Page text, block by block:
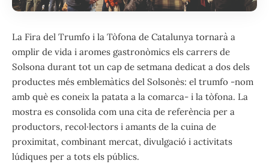
La Fira del Trumfo i la Tòfona de Catalunya tornarà a
omplir de vida i aromes gastronòmics els carrers de
Solsona durant tot un cap de setmana dedicat a dos dels
productes més emblemàtics del Solsonès: el trumfo -nom
amb què es coneix la patata a la comarca- i la tòfona. La
mostra es consolida com una cita de referència per a
productors, recol·lectors i amants de la cuina de
proximitat, combinant mercat, divulgació i activitats
lúdiques per a tots els públics.